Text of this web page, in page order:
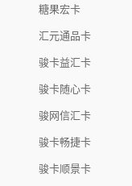
糖果宏卡
汇元通品卡
骏卡益汇卡
骏卡随心卡
骏网信汇卡
骏卡畅捷卡
骏卡顺景卡